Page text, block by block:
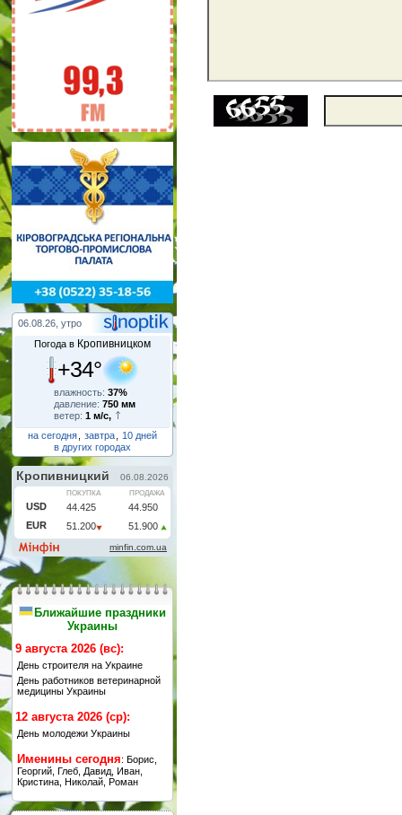
06.08.26, утро
Погода в Кропивницком
+34°
влажность: 37%
давление: 750 мм
ветер: 1 м/с,
на сегодня
завтра
10 дней
в других городах
Ближайшие праздники
Украины
9 августа 2026 (вс):
День строителя на Украине
День работников ветеринарной
медицины Украины
12 августа 2026 (ср):
День молодежи Украины
Именины сегодня: Борис,
Георгий, Глеб, Давид, Иван,
Кристина, Николай, Роман